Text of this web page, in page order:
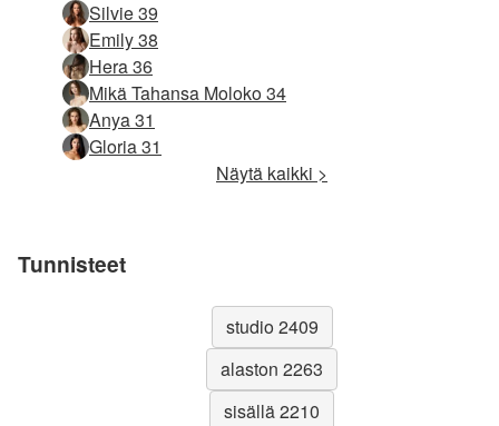
Silvie 39
Emily 38
Hera 36
Mikä Tahansa Moloko 34
Anya 31
Gloria 31
Näytä kaikki >
Tunnisteet
studio 2409
alaston 2263
sisällä 2210